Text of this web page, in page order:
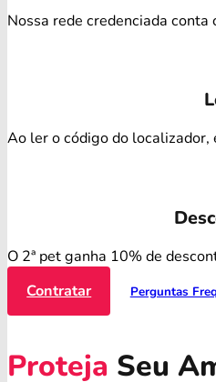
Nossa rede credenciada
Ao ler o código do localizador,
O 2ª pet ganha 10% de
Contratar
Perguntas
Proteja Seu